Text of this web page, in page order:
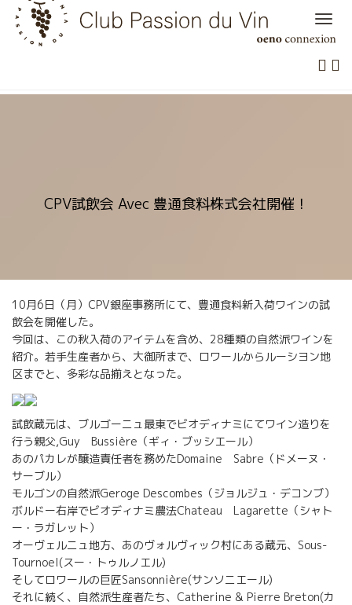
Skip
content
CPV試飲会 Avec 豊通食料株式会社開催！
10月6日（月）CPV銀座事務所にて、豊通食料新入荷ワインの試
飲会を開催した。
今回は、この秋入荷のアイテムを含め、28種類の自然派ワインを
紹介。若手生産者から、大御所まで、ロワールからルーシヨン地
区までと、多彩な品揃えとなった。
試飲蔵元は、ブルゴーニュ最東でビオディナミにてワイン造りを
行う親父,Guy Bussière（ギィ・ブッシエール）
あのパカレが醸造責任者を務めたDomaine Sabre（ドメーヌ・
サーブル）
モルゴンの自然派Geroge Descombes（ジョルジュ・デコンブ）
ボルドー右岸でビオディナミ農法Chateau Lagarette（シャト
ー・ラガレット）
オーヴェルニュ地方、あのヴォルヴィック村にある蔵元、Sous-
Tournoel(スー・トゥルノエル)
そしてロワールの巨匠Sansonnière(サンソニエール)
それに続く、自然派生産者たち、Catherine & Pierre Breton(カ